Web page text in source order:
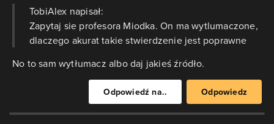
TobiAlex napisał:
Zapytaj sie profesora Miodka. On ma wytlumaczone,
dlaczego akurat takie stwierdzenie jest poprawne
No to sam wytłumacz albo daj jakieś źródło.
Odpowiedź na.. Odpowiedz